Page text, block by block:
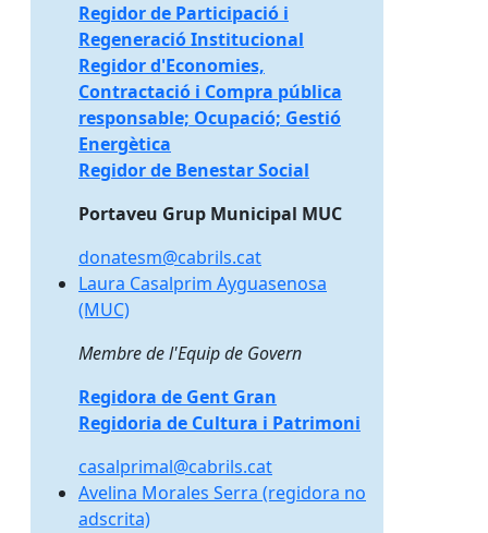
Regidor de Participació i
Regeneració Institucional
Regidor d'Economies,
Contractació i Compra pública
responsable; Ocupació; Gestió
Energètica
Regidor de Benestar Social
Portaveu Grup Municipal MUC
donatesm@cabrils.cat
Laura Casalprim Ayguasenosa (MUC)
Laura Casalprim Ayguasenosa
(MUC)
Membre de l'Equip de Govern
Regidora de Gent Gran
Regidoria de Cultura i Patrimoni
casalprimal@cabrils.cat
Avelina Morales Serra (regidora no adscrita)
Avelina Morales Serra (regidora no
adscrita)